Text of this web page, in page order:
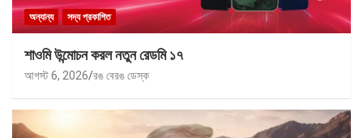
অন্যান্য সদ্য প্রকাশিত
শাওমি উন্মোচন করল নতুন রেডমি ১৭
আগস্ট 6, 2026 রঙ বেরঙ ডেস্ক